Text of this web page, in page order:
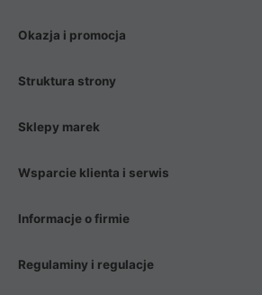
Okazja i promocja
Struktura strony
Sklepy marek
Wsparcie klienta i serwis
Informacje o firmie
Regulaminy i regulacje